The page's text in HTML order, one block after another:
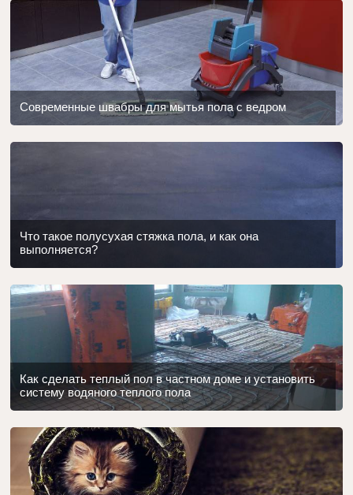
Современные швабры для мытья пола с ведром
Что такое полусухая стяжка пола, и как она
выполняется?
Как сделать теплый пол в частном доме и установить
систему водяного теплого пола